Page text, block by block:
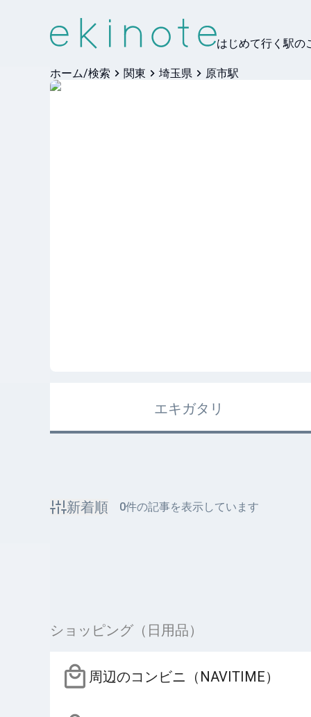
はじめて行く駅の
ホーム/検索 関東 埼玉県 原市駅
エキガタリ
新着順 0件の記事を表示しています
ショッピング（日用品）
周辺のコンビニ（NAVITIME）